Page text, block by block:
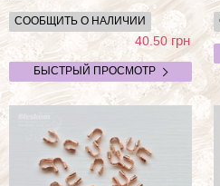
СООБЩИТЬ О НАЛИЧИИ
40.50грн
БЫСТРЫЙ ПРОСМОТР